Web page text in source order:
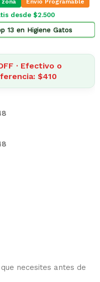
Envio Programable
desde $2.500
13 en Higiene Gatos
· Efectivo o
$410
necesites antes de